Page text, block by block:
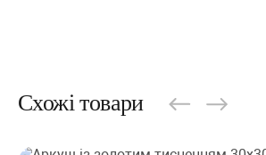
Схожі товари